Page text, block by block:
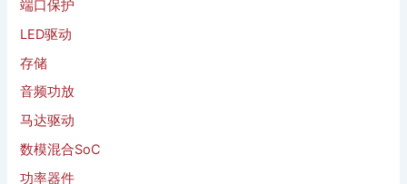
端口保护
LED驱动
存储
音频功放
马达驱动
数模混合SoC
功率器件